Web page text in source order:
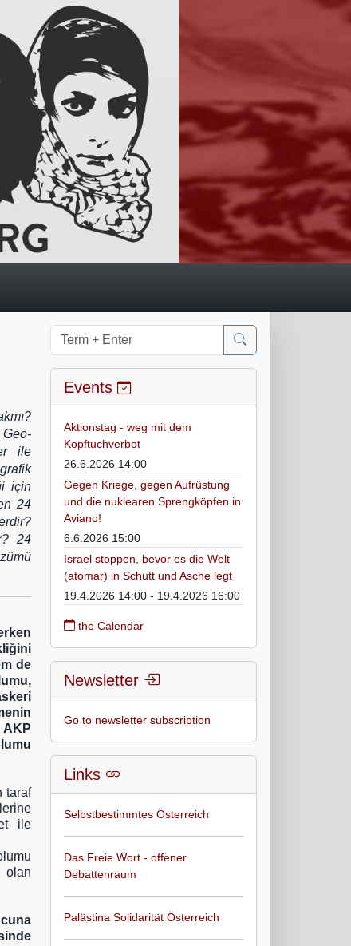
ile
için
24
24
de
taraf
ile
olan
Events
Aktionstag - weg mit dem
Kopftuchverbot
26.6.2026 14:00
Gegen Kriege, gegen Aufrüstung
und die nuklearen Sprengköpfen in
Aviano!
6.6.2026 15:00
Israel stoppen, bevor es die Welt
(atomar) in Schutt und Asche legt
19.4.2026 14:00 - 19.4.2026 16:00
the Calendar
Newsletter
Go to newsletter subscription
Links
Selbstbestimmtes Österreich
Das Freie Wort - offener
Debattenraum
Palästina Solidarität Österreich